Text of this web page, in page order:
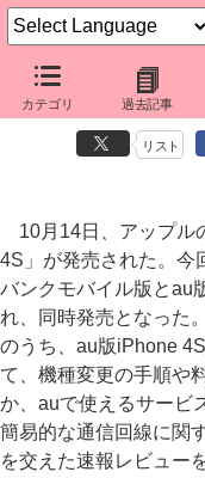
カテゴリ 過去記事
au版iPhone 4S速報レビュ
サービスは一部未対応も
リスト
10月14日、アップル
4S」が発売された。今
バンクモバイル版とau
れ、同時発売となった
のうち、au版iPhone
て、機種変更の手順や
か、auで使えるサービ
簡易的な通信回線に関
を交えた速報レビュー